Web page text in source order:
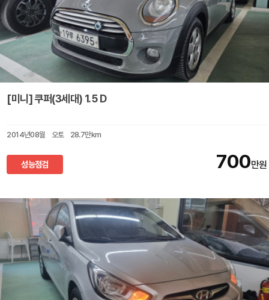
[미니] 쿠퍼(3세대) 1.5 D
2014년08월 오토 28.7만km
성능점검 700만원